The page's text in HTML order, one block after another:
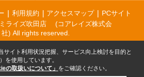
利用規約 アクセスマップ
PCサイト
ライズ吹田店 (コアレイズ株式会
社) All rights reserved.
サイト利用状況把握、サービス向上検討を目的と
を使用しています。
の取扱いについて」 をご確認ください。